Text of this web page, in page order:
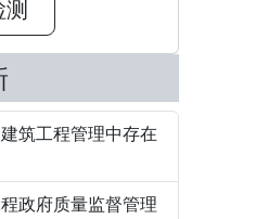
测
筑工程管理中存在
政府质量监督管理